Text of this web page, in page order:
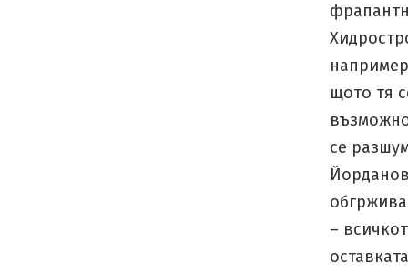
щото тя
се
–